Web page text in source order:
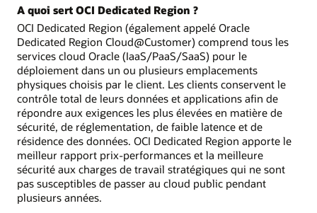
A quoi sert OCI Dedicated Region ?
OCI Dedicated Region (également appelé Oracle
Dedicated Region Cloud@Customer) comprend tous les
services cloud Oracle (IaaS/PaaS/SaaS) pour le
déploiement dans un ou plusieurs emplacements
physiques choisis par le client. Les clients conservent le
contrôle total de leurs données et applications afin de
répondre aux exigences les plus élevées en matière de
sécurité, de réglementation, de faible latence et de
résidence des données. OCI Dedicated Region apporte le
meilleur rapport prix-performances et la meilleure
sécurité aux charges de travail stratégiques qui ne sont
pas susceptibles de passer au cloud public pendant
plusieurs années.